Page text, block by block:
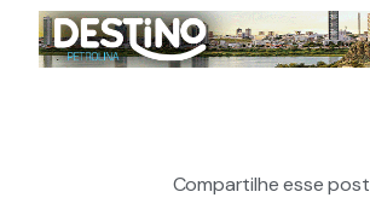
Compartilhe esse post